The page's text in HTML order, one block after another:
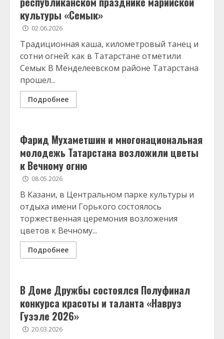
культуры «Семык»
02.06.2026
Традиционная каша, километровый танец и
сотни огней: как в Татарстане отметили
Семык В Менделеевском районе Татарстана
прошел...
Подробнее
Фарид Мухаметшин и многонациональная
молодежь Татарстана возложили цветы
к Вечному огню
08.05.2026
В Казани, в Центральном парке культуры и
отдыха имени Горького состоялось
торжественная церемония возложения
цветов к Вечному...
Подробнее
В Доме Дружбы состоялся Полуфинал
конкурса красоты и таланта «Навруз
Гузэле 2026»
20.03.2026